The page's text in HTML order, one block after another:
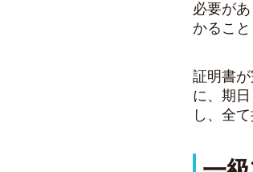
必要が
かるこ
証明書
に、期
し、全